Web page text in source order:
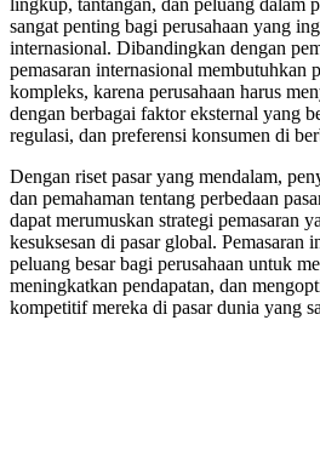
sangat penting bagi perusahaan yang
internasional. Dibandingkan dengan
pemasaran internasional membutuhkan
kompleks, karena perusahaan harus
dengan berbagai faktor eksternal yang
regulasi, dan preferensi konsumen di
Dengan riset pasar yang mendalam,
dan pemahaman tentang perbedaan
dapat merumuskan strategi pemasaran
kesuksesan di pasar global. Pemasaran
peluang besar bagi perusahaan untuk
meningkatkan pendapatan, dan
kompetitif mereka di pasar dunia yang